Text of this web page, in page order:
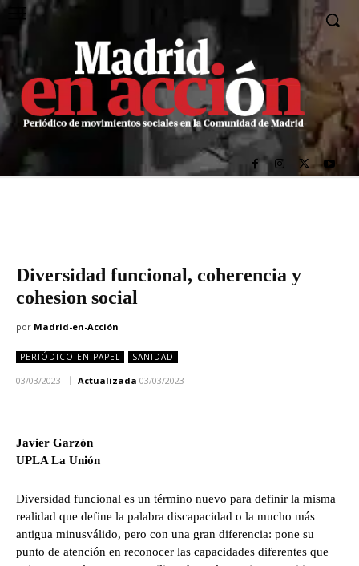
Diversidad funcional, coherencia y
cohesion social
por Madrid-en-Acción
PERIÓDICO EN PAPEL SANIDAD
03/03/2023 Actualizada 03/03/2023
Javier Garzón
UPLA La Unión
Diversidad funcional es un término nuevo para definir la misma
realidad que define la palabra discapacidad o la mucho más
antigua minusválido, pero con una gran diferencia: pone su
punto de atención en reconocer las capacidades diferentes que